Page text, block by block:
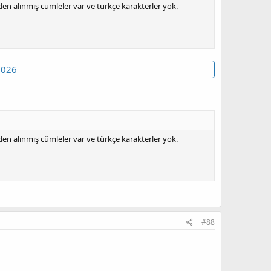
alınmış cümleler var ve türkçe karakterler yok.
alınmış cümleler var ve türkçe karakterler yok.
#88